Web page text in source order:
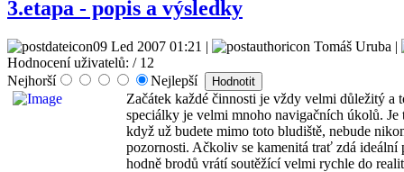
3.etapa - popis a výsledky
09 Led 2007 01:21 |
Tomáš Uruba |
Hodnocení uživatelů: / 12
Nejhorší
Nejlepší
Začátek každé činnosti je vždy velmi důležitý a
speciálky je velmi mnoho navigačních úkolů. Je
když už budete mimo toto bludiště, nebude
pozornosti. Ačkoliv se kamenitá trať zdá ideální
hodně brodů vrátí soutěžící velmi rychle do